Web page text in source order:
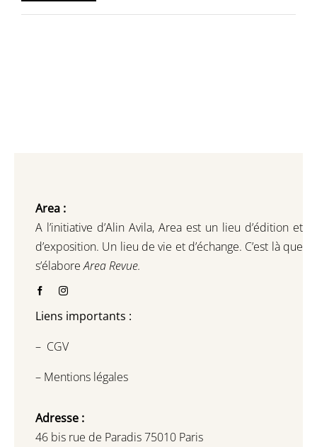
Area :
A l’initiative d’Alin Avila, Area est un lieu d’édition et
d’exposition. Un lieu de vie et d’échange. C’est là que
s’élaboreArea Revue.
Liens importants :
– CGV
– Mentions légales
Adresse :
46 bis rue de Paradis 75010 Paris